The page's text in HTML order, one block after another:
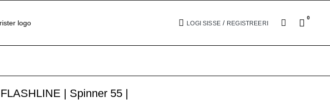
LOGI SISSE / REGISTREERI
0
FLASHLINE | Spinner 55 |